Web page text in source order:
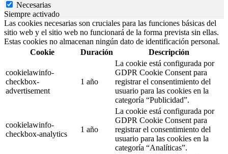
Necesarias
Siempre activado
Las cookies necesarias son cruciales para las funciones básicas del
sitio web y el sitio web no funcionará de la forma prevista sin ellas.
Estas cookies no almacenan ningún dato de identificación personal.
Cookie
Duración Descripción
cookielawinfo-
checkbox-
advertisement
1 año
La cookie está configurada por
GDPR Cookie Consent para
registrar el consentimiento del
usuario para las cookies en la
categoría “Publicidad”.
cookielawinfo-
checkbox-analytics
1 año
La cookie está configurada por
GDPR Cookie Consent para
registrar el consentimiento del
usuario para las cookies en la
categoría “Analíticas”.